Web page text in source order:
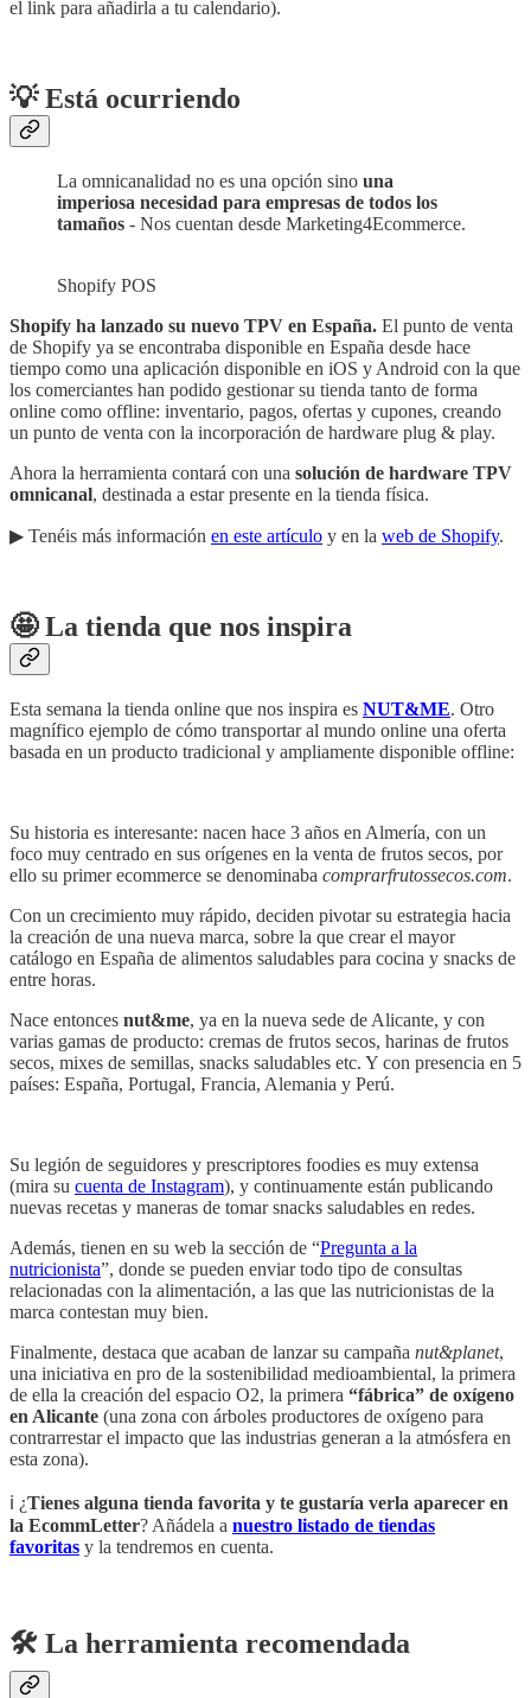
el link para añadirla a tu calendario).
💡 Está ocurriendo
La omnicanalidad no es una opción sino una
imperiosa necesidad para empresas de todos los
tamaños - Nos cuentan desde Marketing4Ecommerce.
Shopify POS
Shopify ha lanzado su nuevo TPV en España. El punto de venta
de Shopify ya se encontraba disponible en España desde hace
tiempo como una aplicación disponible en iOS y Android con la que
los comerciantes han podido gestionar su tienda tanto de forma
online como offline: inventario, pagos, ofertas y cupones, creando
un punto de venta con la incorporación de hardware plug & play.
Ahora la herramienta contará con una solución de hardware TPV
omnicanal, destinada a estar presente en la tienda física.
▶︎ Tenéis más información en este artículo y en la web de Shopify.
🤩 La tienda que nos inspira
Esta semana la tienda online que nos inspira es NUT&ME. Otro
magnífico ejemplo de cómo transportar al mundo online una oferta
basada en un producto tradicional y ampliamente disponible offline:
Su historia es interesante: nacen hace 3 años en Almería, con un
foco muy centrado en sus orígenes en la venta de frutos secos, por
ello su primer ecommerce se denominaba comprarfrutossecos.com.
Con un crecimiento muy rápido, deciden pivotar su estrategia hacia
la creación de una nueva marca, sobre la que crear el mayor
catálogo en España de alimentos saludables para cocina y snacks de
entre horas.
Nace entonces nut&me, ya en la nueva sede de Alicante, y con
varias gamas de producto: cremas de frutos secos, harinas de frutos
secos, mixes de semillas, snacks saludables etc. Y con presencia en 5
países: España, Portugal, Francia, Alemania y Perú.
Su legión de seguidores y prescriptores foodies es muy extensa
(mira su cuenta de Instagram), y continuamente están publicando
nuevas recetas y maneras de tomar snacks saludables en redes.
Además, tienen en su web la sección de “Pregunta a la
nutricionista”, donde se pueden enviar todo tipo de consultas
relacionadas con la alimentación, a las que las nutricionistas de la
marca contestan muy bien.
Finalmente, destaca que acaban de lanzar su campaña nut&planet,
una iniciativa en pro de la sostenibilidad medioambiental, la primera
de ella la creación del espacio O2, la primera “fábrica” de oxígeno
en Alicante (una zona con árboles productores de oxígeno para
contrarrestar el impacto que las industrias generan a la atmósfera en
esta zona).
ℹ️ ¿Tienes alguna tienda favorita y te gustaría verla aparecer en
la EcommLetter? Añádela a nuestro listado de tiendas
favoritas y la tendremos en cuenta.
🛠️ La herramienta recomendada